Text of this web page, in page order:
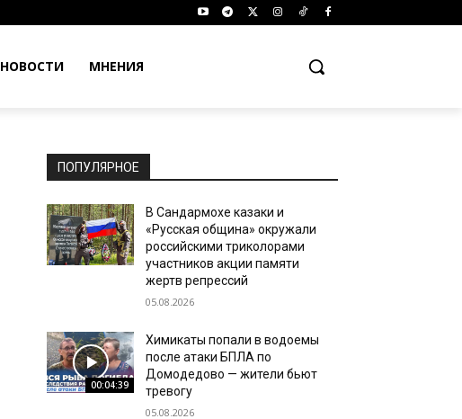
НОВОСТИ МНЕНИЯ
ПОПУЛЯРНОЕ
В Сандармохе казаки и
«Русская община» окружали
российскими триколорами
участников акции памяти
жертв репрессий
05.08.2026
00:04:39
Химикаты попали в водоемы
после атаки БПЛА по
Домодедово — жители бьют
тревогу
05.08.2026